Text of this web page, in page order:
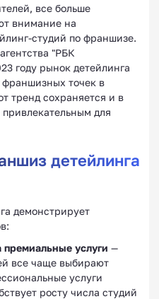
все больше
внимание на
студий по франшизе.
"РБК
году рынок детейлинга
франшизных точек в
тренд сохраняется и в
для
детейлинга
демонстрирует
услуги —
все чаще выбирают
услуги
росту числа студий